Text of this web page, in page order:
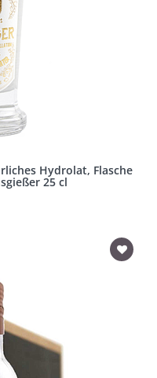
Hydrolat, Flasche
25 cl